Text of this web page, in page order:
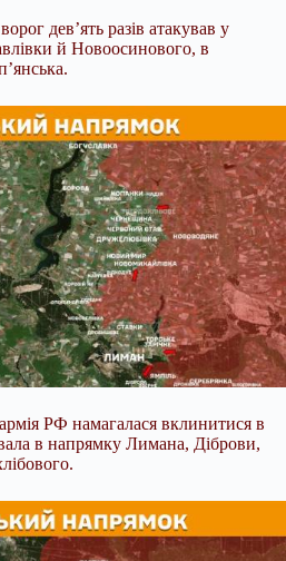
дев’ять разів атакував у
й Новоосинового, в
РФ намагалася вклинитися в
в напрямку Лимана, Діброви,